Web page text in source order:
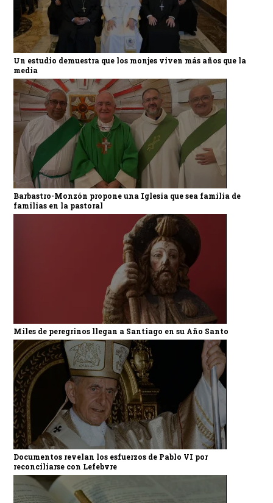
Un estudio demuestra que los monjes viven más años que la
media
Barbastro-Monzón propone una Iglesia que sea familia de
familias en la pastoral
Miles de peregrinos llegan a Santiago en su Año Santo
Documentos revelan los esfuerzos de Pablo VI por
reconciliarse con Lefebvre